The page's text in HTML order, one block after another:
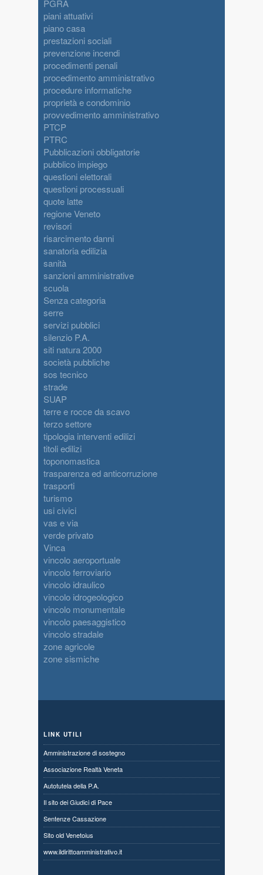
PGRA
piani attuativi
piano casa
prestazioni sociali
prevenzione incendi
procedimenti penali
procedimento amministrativo
procedure informatiche
proprietà e condominio
provvedimento amministrativo
PTCP
PTRC
Pubblicazioni obbligatorie
pubblico impiego
questioni elettorali
questioni processuali
quote latte
regione Veneto
revisori
risarcimento danni
sanatoria edilizia
sanità
sanzioni amministrative
scuola
Senza categoria
serre
servizi pubblici
silenzio P.A.
siti natura 2000
società pubbliche
sos tecnico
strade
SUAP
terre e rocce da scavo
terzo settore
tipologia interventi edilizi
titoli edilizi
toponomastica
trasparenza ed anticorruzione
trasporti
turismo
usi civici
vas e via
verde privato
Vinca
vincolo aeroportuale
vincolo ferroviario
vincolo idraulico
vincolo idrogeologico
vincolo monumentale
vincolo paesaggistico
vincolo stradale
zone agricole
zone sismiche
LINK UTILI
Amministrazione di sostegno
Associazione Realtà Veneta
Autotutela della P.A.
Il sito dei Giudici di Pace
Sentenze Cassazione
Sito old Venetoius
www.ildirittoamministrativo.it